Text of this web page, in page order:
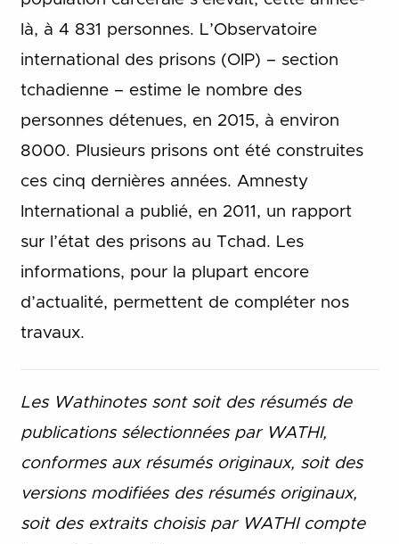
là, à 4 831 personnes. L’Observatoire
international des prisons (OIP) – section
tchadienne – estime le nombre des
personnes détenues, en 2015, à environ
8000. Plusieurs prisons ont été construites
ces cinq dernières années. Amnesty
International a publié, en 2011, un rapport
sur l’état des prisons au Tchad. Les
informations, pour la plupart encore
d’actualité, permettent de compléter nos
travaux.
Les Wathinotes sont soit des résumés de
publications sélectionnées par WATHI,
conformes aux résumés originaux, soit des
versions modifiées des résumés originaux,
soit des extraits choisis par WATHI compte